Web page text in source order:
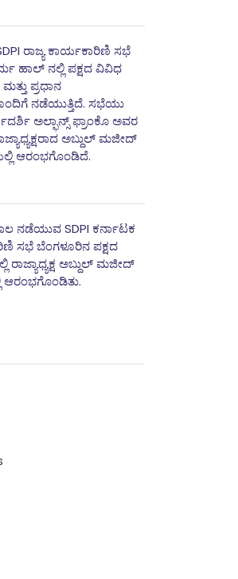
ರಾಜ್ಯ ಕಾರ್ಯಕಾರಿಣಿ ಸಭೆ
ಹಾಲ್ ನಲ್ಲಿ ಪಕ್ಷದ ವಿವಿಧ
ಮತ್ತು ಪ್ರಧಾನ
ನಡೆಯುತ್ತಿದೆ. ಸಭೆಯು
ಅಲ್ಫಾನ್ಸ್ ಫ್ರಾಂಕೊ ಅವರ
ಅಬ್ದುಲ್‌ ಮಜೀದ್‌
ಆರಂಭಗೊಂಡಿದೆ.
ನಡೆಯುವ SDPI ಕರ್ನಾಟಕ
ಸಭೆ ಬೆಂಗಳೂರಿನ ಪಕ್ಷದ
ರಾಜ್ಯಾಧ್ಯಕ್ಷ ಅಬ್ದುಲ್‌ ಮಜೀದ್
ಆರಂಭಗೊಂಡಿತು.